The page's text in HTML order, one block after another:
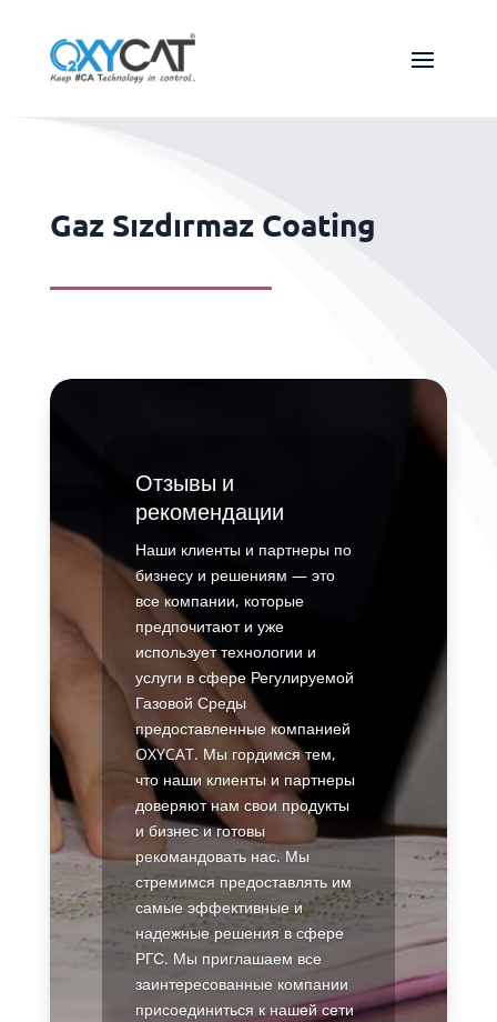
Gaz Sızdırmaz Coating
Отзывы и
рекомендации
Наши клиенты и партнеры по
бизнесу и решениям — это
все компании, которые
предпочитают и уже
использует технологии и
услуги в сфере Регулируемой
Газовой Среды
предоставленные компанией
OXYCAT. Мы гордимся тем,
что наши клиенты и партнеры
доверяют нам свои продукты
и бизнес и готовы
рекомандовать нас. Мы
стремимся предоставлять им
самые эффективные и
надежные решения в сфере
РГС. Мы приглашаем все
заинтересованные компании
присоединиться к нашей сети